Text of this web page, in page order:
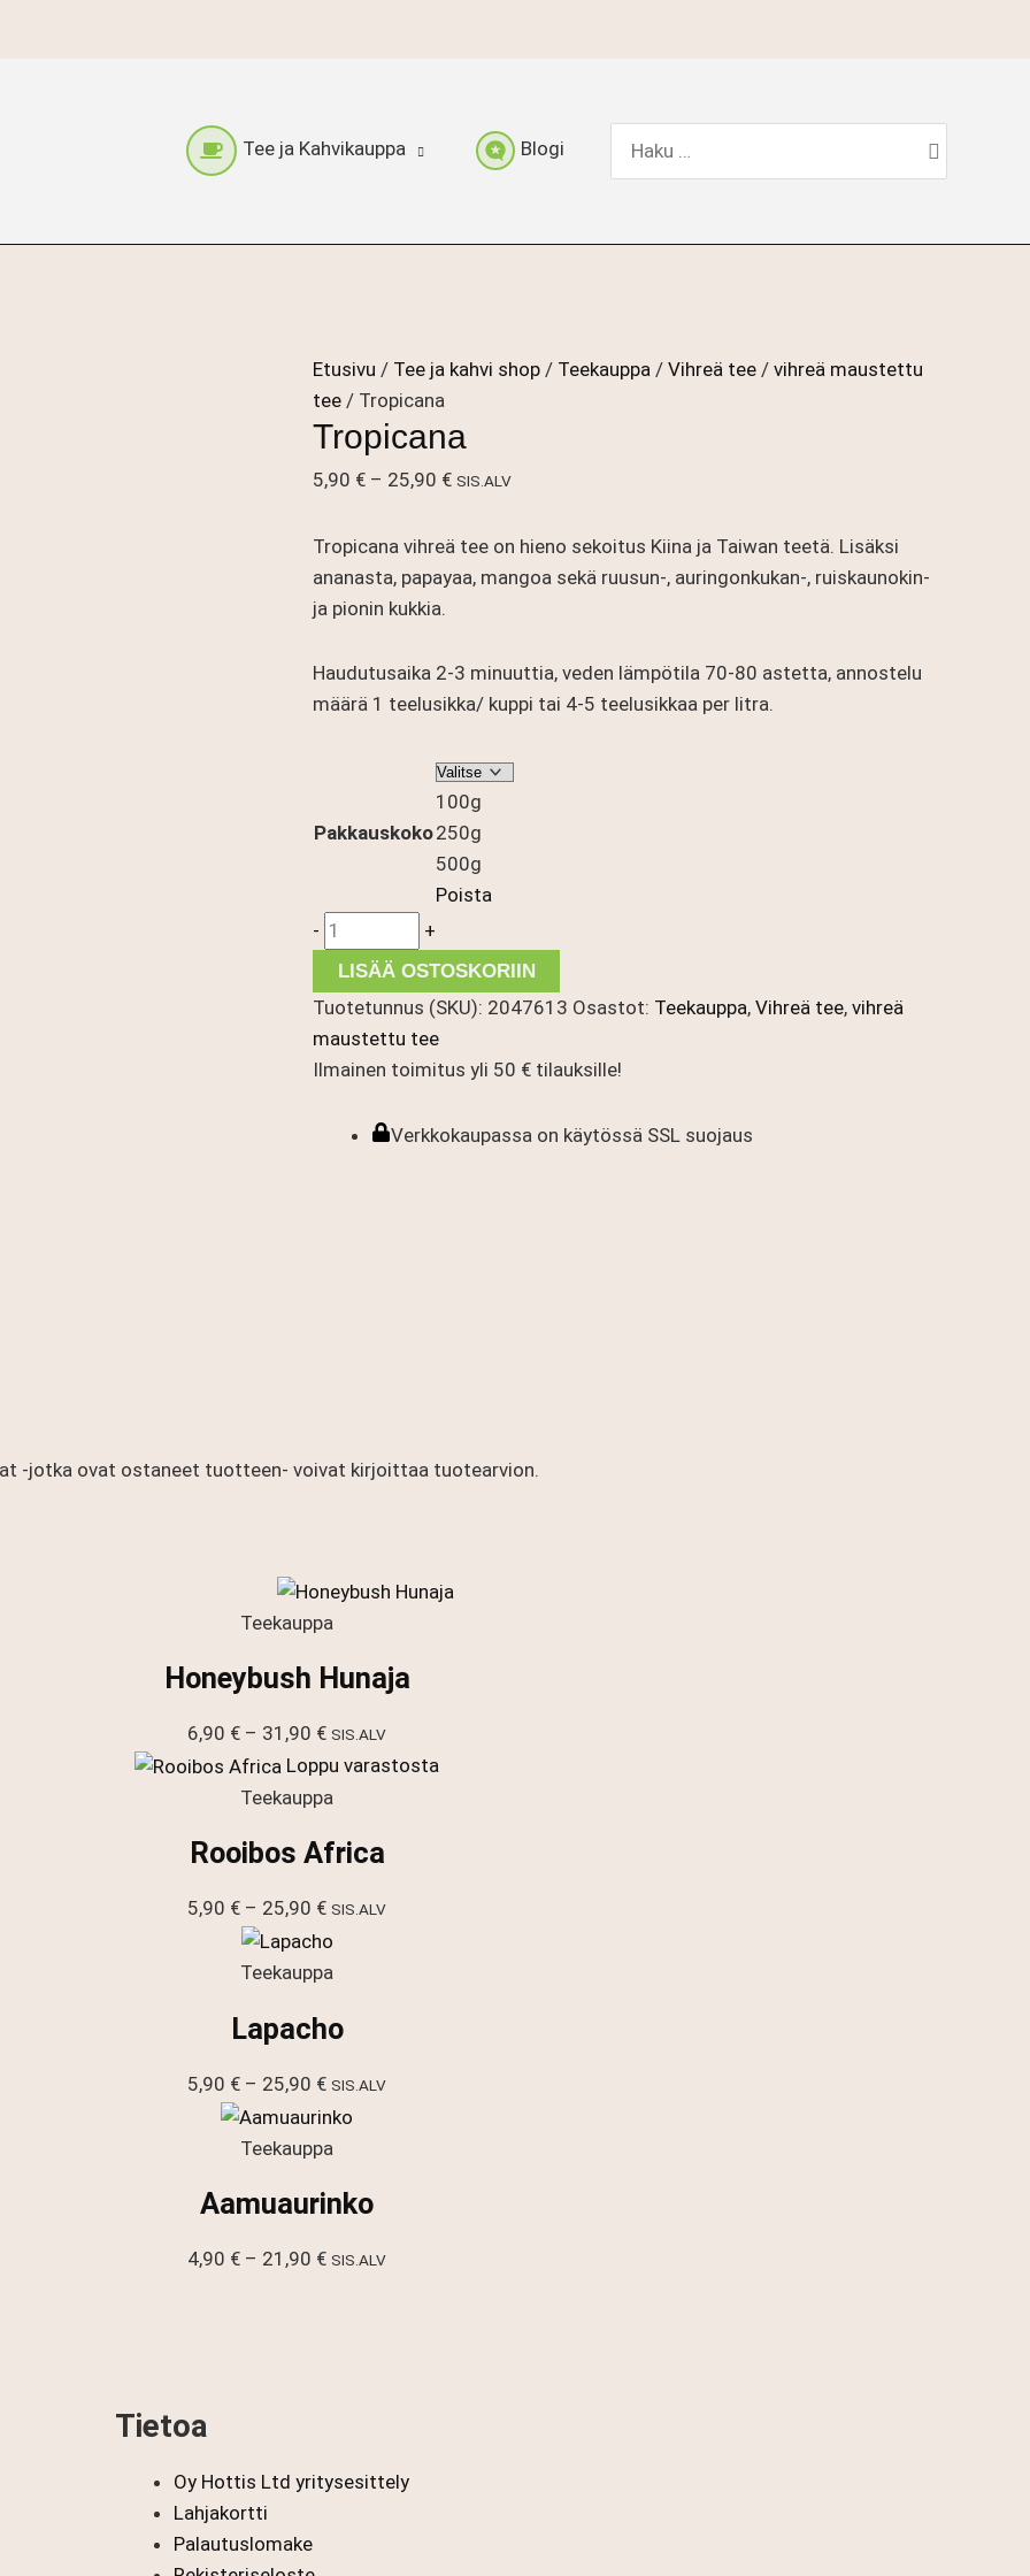
Tee ja Kahvikauppa Blogi
Etusivu / Tee ja kahvi shop / Teekauppa / Vihreä tee / vihreä maustettu
tee / Tropicana
Tropicana
5,90 € – 25,90 €Hintaluokka:
-
25,90 €
SIS.ALV
Tropicana vihreä tee on hieno sekoitus Kiina ja Taiwan teetä. Lisäksi
ananasta, papayaa, mangoa sekä ruusun-, auringonkukan-, ruiskaunokin-
ja pionin kukkia.
Haudutusaika 2-3 minuuttia, veden lämpötila 70-80 astetta, annostelu
määrä 1 teelusikka/ kuppi tai 4-5 teelusikkaa per litra.
Pakkauskoko
100g
250g
500g
Poista
- Tropicana
määrä
+
LISÄÄ OSTOSKORIIN
Tuotetunnus (SKU): 2047613 Osastot: Teekauppa, Vihreä tee, vihreä
maustettu tee
Ilmainen toimitus yli 50 € tilauksille!
Verkkokaupassa on käytössä SSL suojaus
-jotka ovat ostaneet tuotteen- voivat kirjoittaa tuotearvion.
Teekauppa
Honeybush Hunaja
6,90 € – 31,90 €Hintaluokka:
6,90 €
-
SIS.ALV
Loppu varastosta
Teekauppa
Rooibos Africa
5,90 € – 25,90 €Hintaluokka:
5,90 €
-
SIS.ALV
Teekauppa
Lapacho
5,90 € – 25,90 €Hintaluokka:
5,90 €
-
SIS.ALV
Teekauppa
Aamuaurinko
4,90 € – 21,90 €Hintaluokka:
SIS.ALV
Tietoa
Oy Hottis Ltd yritysesittely
Lahjakortti
Palautuslomake